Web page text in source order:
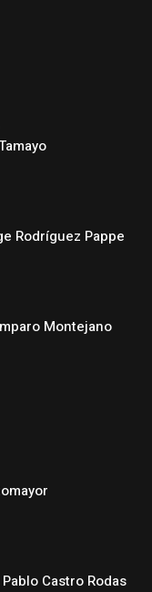
Rodríguez Pappe
Montejano
Castro Rodas